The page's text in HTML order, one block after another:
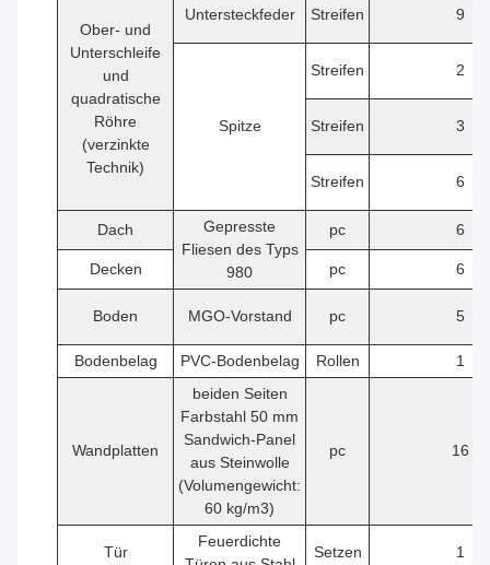
Ober- und
Unterschleife
und
quadratische
Röhre
(verzinkte
Technik)
Untersteckfeder Streifen 9
Spitze
Streifen 2
Streifen 3
Streifen 6
Dach
Gepresste
Fliesen des Typs
980
pc 6
Decken pc 6
Boden MGO-Vorstand pc 5
Bodenbelag PVC-Bodenbelag Rollen 1
Wandplatten
beiden Seiten
Farbstahl 50 mm
Sandwich-Panel
aus Steinwolle
(Volumengewicht:
60 kg/m3)
pc 16
Tür
Feuerdichte
Setzen 1